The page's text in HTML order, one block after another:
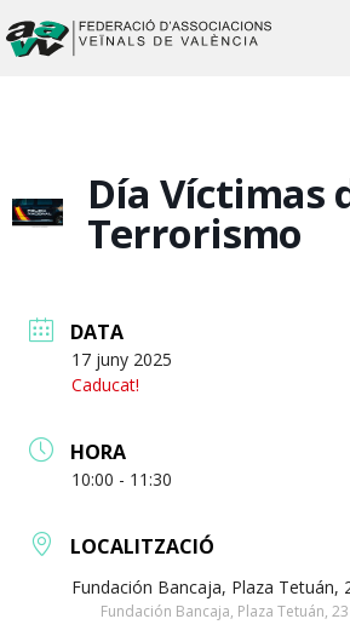
Día Víctimas
Terrorismo
DATA
17 juny 2025
Caducat!
HORA
10:00 - 11:30
LOCALITZACIÓ
Fundación Bancaja, Plaza Tetuán,
Fundación Bancaja, Plaza Tetuán, 23